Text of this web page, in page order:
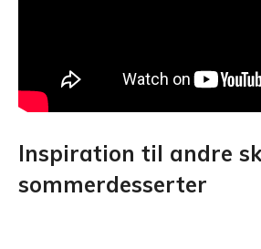
Inspiration til andre
sommerdesserter